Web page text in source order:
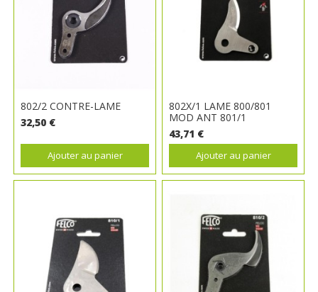
802/2 CONTRE-LAME
32,50 €
Ajouter au panier
802X/1 LAME 800/801
MOD ANT 801/1
43,71 €
Ajouter au panier